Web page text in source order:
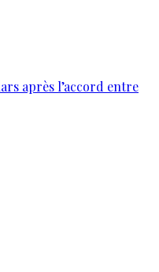
après l’accord entre